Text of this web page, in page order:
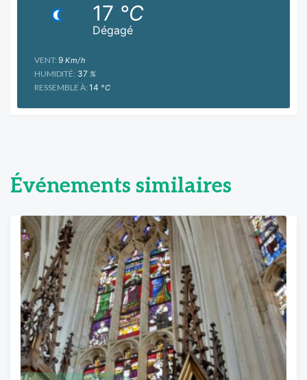
Dégagé
17 °C
VENT: 9 Km/h
HUMIDITÉ: 37 %
RESSEMBLE À: 14 °C
Événements similaires